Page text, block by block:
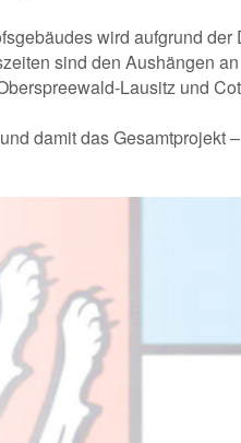
wird aufgrund
sind den Aushängen
Lausitz und
damit das Gesamtprojekt